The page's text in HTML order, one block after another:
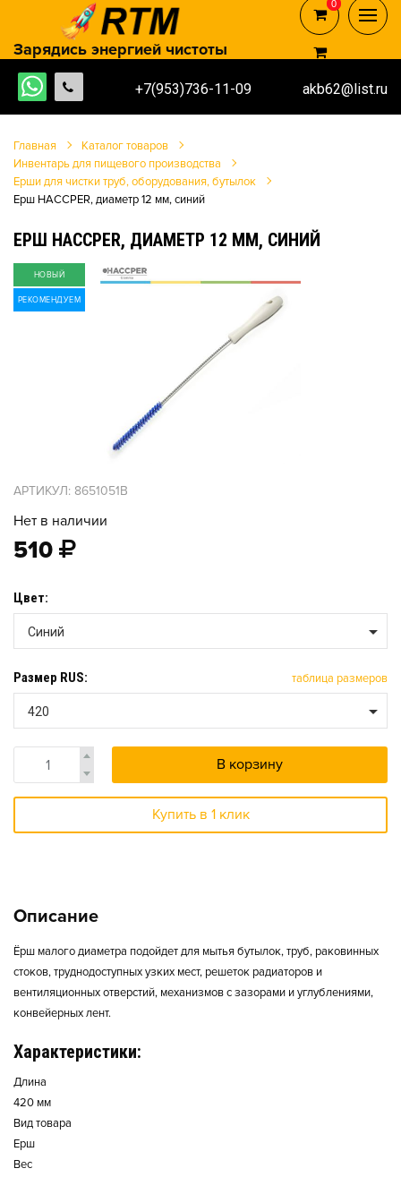
+7(953)736-11-09 akb62@list.ru
Зарядись энергией чистоты
0
0
Главная
Каталог товаров
Инвентарь для пищевого производства
Ерши для чистки труб, оборудования, бутылок
Ерш HACCPER, диаметр 12 мм, синий
ЕРШ HACCPER, ДИАМЕТР 12 ММ, СИНИЙ
НОВЫЙ
РЕКОМЕНДУЕМ
АРТИКУЛ: 8651051B
Нет в наличии
510
Цвет:
Синий
Размер RUS: таблица размеров
420
В корзину
Купить в 1 клик
Описание
Ёрш малого диаметра подойдет для мытья бутылок, труб, раковинных
стоков, труднодоступных узких мест, решеток радиаторов и
вентиляционных отверстий, механизмов с зазорами и углублениями,
конвейерных лент.
Характеристики:
Длина
420 мм
Вид товара
Ерш
Вес